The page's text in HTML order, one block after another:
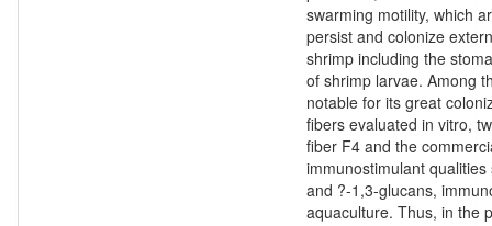
swarming motility, which
persist and colonize
shrimp including the
of shrimp larvae. Among
notable for its great
fibers evaluated in vitro,
fiber F4 and the
immunostimulant
and ?-1,3-glucans,
aquaculture. Thus, in the